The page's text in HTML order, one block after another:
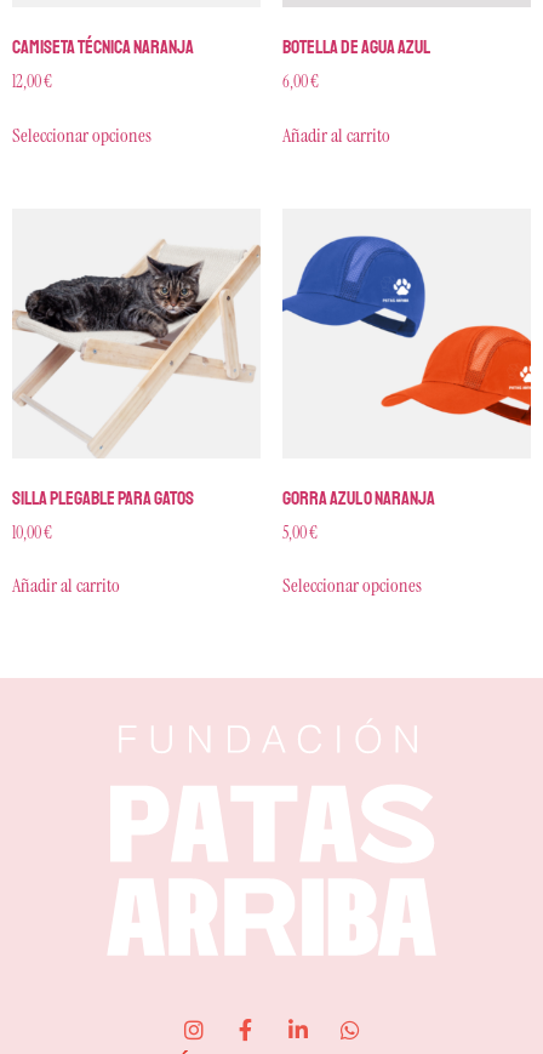
Camiseta técnica naranja
12,00€
Seleccionar opciones
Botella de agua azul
6,00€
Añadir al carrito
Silla plegable para gatos
10,00€
Añadir al carrito
Gorra azul o naranja
5,00€
Seleccionar opciones